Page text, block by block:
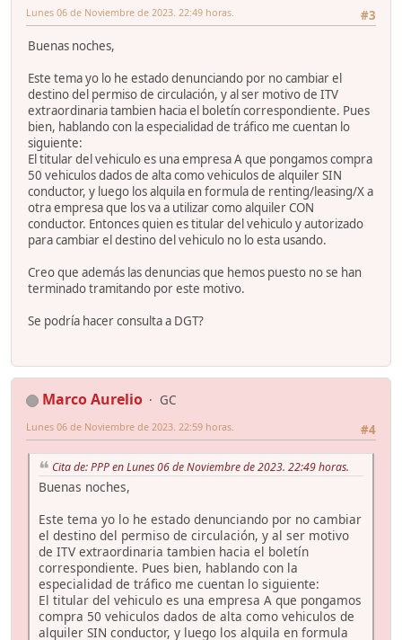
#3
Lunes 06 de Noviembre de 2023. 22:49 horas.
Buenas noches,
Este tema yo lo he estado denunciando por no cambiar el
destino del permiso de circulación, y al ser motivo de ITV
extraordinaria tambien hacia el boletín correspondiente. Pues
bien, hablando con la especialidad de tráfico me cuentan lo
siguiente:
El titular del vehiculo es una empresa A que pongamos compra
50 vehiculos dados de alta como vehiculos de alquiler SIN
conductor, y luego los alquila en formula de renting/leasing/X a
otra empresa que los va a utilizar como alquiler CON
conductor. Entonces quien es titular del vehiculo y autorizado
para cambiar el destino del vehiculo no lo esta usando.
Creo que además las denuncias que hemos puesto no se han
terminado tramitando por este motivo.
Se podría hacer consulta a DGT?
Marco Aurelio
GC
#4
Lunes 06 de Noviembre de 2023. 22:59 horas.
Cita de: PPP en Lunes 06 de Noviembre de 2023. 22:49 horas.
Buenas noches,
Este tema yo lo he estado denunciando por no cambiar
el destino del permiso de circulación, y al ser motivo
de ITV extraordinaria tambien hacia el boletín
correspondiente. Pues bien, hablando con la
especialidad de tráfico me cuentan lo siguiente:
El titular del vehiculo es una empresa A que pongamos
compra 50 vehiculos dados de alta como vehiculos de
alquiler SIN conductor, y luego los alquila en formula